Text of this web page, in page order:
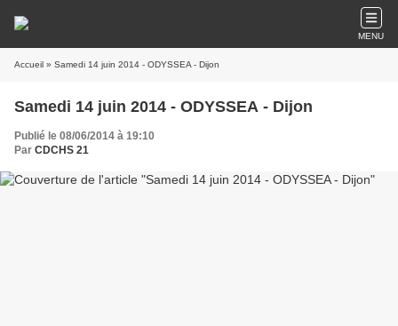
MENU
Accueil » Samedi 14 juin 2014 - ODYSSEA - Dijon
Samedi 14 juin 2014 - ODYSSEA - Dijon
Publié le 08/06/2014 à 19:10
Par CDCHS 21